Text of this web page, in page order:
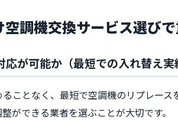
空調機交換サービス選び
応が可能か（最短での入れ替え実
ことなく、最短で空調機のリプレース
ができる業者を選ぶことが大切です。